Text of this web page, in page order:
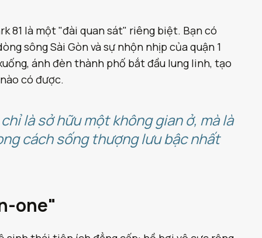
81 là một "đài quan sát" riêng biệt. Bạn có
sông Sài Gòn và sự nhộn nhịp của quận 1
ánh đèn thành phố bắt đầu lung linh, tạo
có được.
là sở hữu một không gian ở, mà là
cách sống thượng lưu bậc nhất
one"